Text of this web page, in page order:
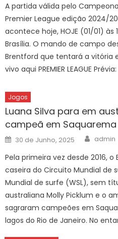
A partida válida pelo
Premier League edição 2024/
acontece hoje, HOJE (01/01)
Brasília. O mando de campo
Brentford que tentará a vitória
vivo aqui PREMIER LEAGUE
Jogos
Luana Silva para em
campeã em Saquarema
Posted
on
30 de Junho, 2025 Author
admin
Pela primeira vez desde 2016,
caseira do Circuito Mundial de
Mundial de surfe (WSL), sem
australiana Molly Picklum e o
sagraram campeões em
lagos do Rio de Janeiro. No